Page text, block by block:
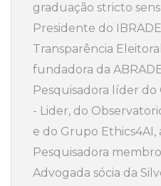
graduação stricto
Presidente do
Transparência
fundadora da
Pesquisadora líder do
- Lider, do
e do Grupo Ethics4AI,
Pesquisadora
Advogada sócia da